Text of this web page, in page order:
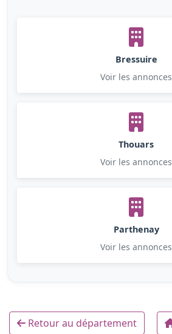
Bressuire
Voir les annonces
Thouars
Voir les annonces
Parthenay
Voir les annonces
Retour au département